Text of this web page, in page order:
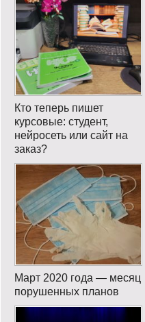
Кто теперь пишет
курсовые: студент,
нейросеть или сайт на
заказ?
Март 2020 года — месяц
порушенных планов